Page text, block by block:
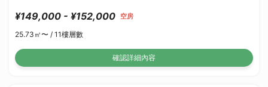
¥149,000 - ¥152,000 空房
25.73㎡〜 / 11樓層數
確認詳細內容